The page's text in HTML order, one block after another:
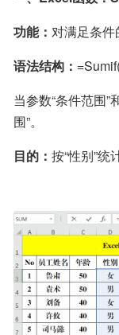
功能： 对满足条件
语法结构：
当参数“条件范围”
围”。
目的： 按“性别”统